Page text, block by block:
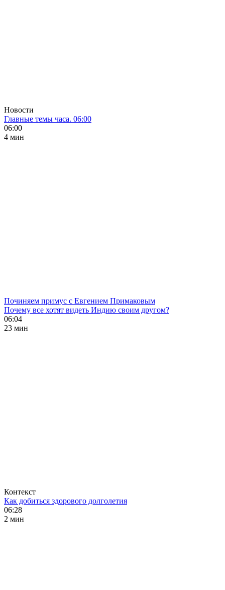
Новости
Главные темы часа. 06:00
06:00
4 мин
Починяем примус с Евгением Примаковым
Почему все хотят видеть Индию своим другом?
06:04
23 мин
Контекст
Как добиться здорового долголетия
06:28
2 мин